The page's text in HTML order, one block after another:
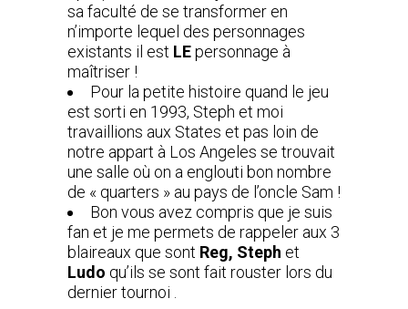
sa faculté de se transformer en
n’importe lequel des personnages
existants il est LEpersonnage à
maîtriser !
Pour la petite histoire quand le jeu
est sorti en 1993, Steph et moi
travaillions aux States et pas loin de
notre appart à Los Angeles se trouvait
une salle où on a englouti bon nombre
de « quarters » au pays de l’oncle Sam !
Bon vous avez compris que je suis
fan et je me permets de rappeler aux 3
blaireaux que sont Reg, Steph et
Ludo qu’ils se sont fait rouster lors du
dernier tournoi .